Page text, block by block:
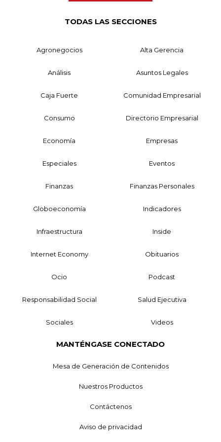
TODAS LAS SECCIONES
Agronegocios Alta Gerencia
Análisis Asuntos Legales
Caja Fuerte Comunidad Empresarial
Consumo Directorio Empresarial
Economía Empresas
Especiales Eventos
Finanzas Finanzas Personales
Globoeconomía Indicadores
Infraestructura Inside
Internet Economy Obituarios
Ocio Podcast
Responsabilidad Social Salud Ejecutiva
Sociales Videos
MANTÉNGASE CONECTADO
Mesa de Generación de Contenidos
Nuestros Productos
Contáctenos
Aviso de privacidad